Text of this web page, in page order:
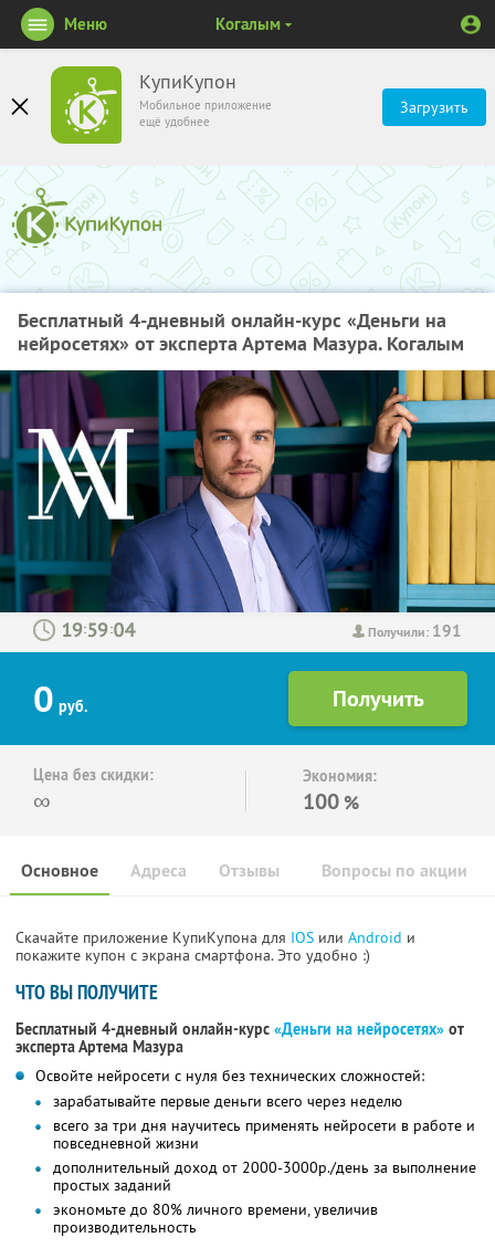
КупиКупон
Мобильное приложение
ещё удобнее
Загрузить
Меню Когалым
Бесплатный 4-дневный онлайн-курс «Деньги на
нейросетях» от эксперта Артема Мазура. Когалым
Получили: 191
: :
0 руб.
Цена без скидки:
∞
Экономия:
100 %
Основное Отзывы Вопросы по акции
Адреса
Скачайте приложение КупиКупона для IOS или Android и
покажите купон с экрана смартфона. Это удобно :)
ЧТО ВЫ ПОЛУЧИТЕ
Бесплатный 4-дневный онлайн-курс «Деньги на нейросетях» от
эксперта Артема Мазура
Освойте нейросети с нуля без технических сложностей:
зарабатывайте первые деньги всего через неделю
всего за три дня научитесь применять нейросети в работе и
повседневной жизни
дополнительный доход от 2000-3000р./день за выполнение
простых заданий
экономьте до 80% личного времени, увеличив
производительность